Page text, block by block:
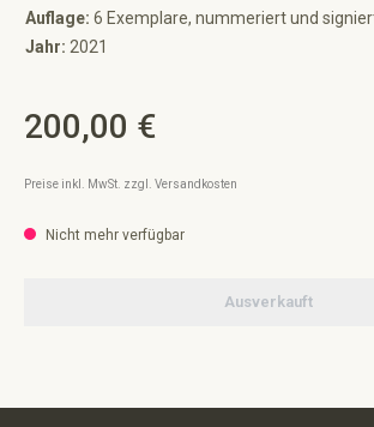
Auflage: 6 Exemplare, nummeriert und
Jahr: 2021
Regulärer Preis:
200,00 €
Preise inkl. MwSt. zzgl. Versandkosten
Nicht mehr verfügbar
Ausverkauft